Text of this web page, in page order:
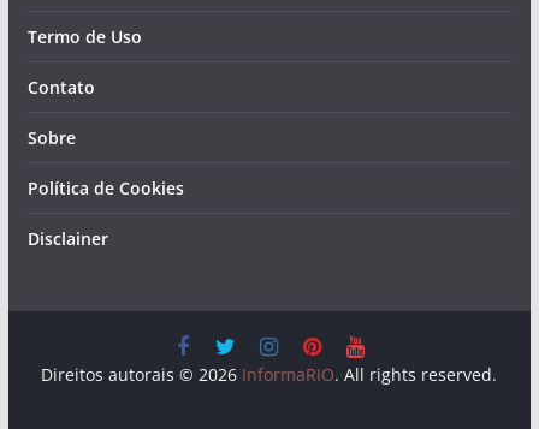
Termo de Uso
Contato
Sobre
Política de Cookies
Disclainer
Direitos autorais © 2026 InformaRIO. All rights reserved.